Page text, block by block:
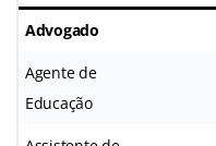
Advogado
Agente de
Educação